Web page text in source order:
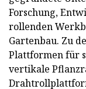
Forschung,
rollenden
Gartenbau. Zu
Plattformen für
vertikale